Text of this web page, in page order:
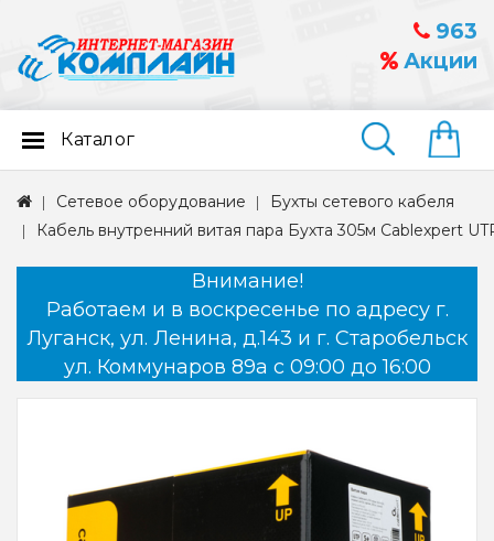
963
Акции
Найти
Каталог
Сетевое оборудование
Бухты сетевого кабеля
Кабель внутренний витая пара Бухта 305м Cablexpert
Внимание!
Работаем и в воскресенье по адресу г.
Луганск, ул. Ленина, д.143 и г. Старобельск
ул. Коммунаров 89а с 09:00 до 16:00